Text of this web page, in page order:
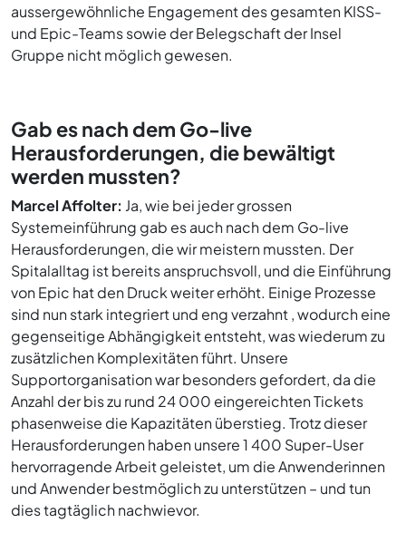
aussergewöhnliche Engagement des gesamten KISS-
und Epic-Teams sowie der Belegschaft der Insel
Gruppe nicht möglich gewesen.
Gab es nach dem Go-live
Herausforderungen, die bewältigt
werden mussten?
Marcel Affolter: Ja, wie bei jeder grossen
Systemeinführung gab es auch nach dem Go-live
Herausforderungen, die wir meistern mussten. Der
Spitalalltag ist bereits anspruchsvoll, und die Einführung
von Epic hat den Druck weiter erhöht. Einige Prozesse
sind nun stark integriert und eng verzahnt , wodurch eine
gegenseitige Abhängigkeit entsteht, was wiederum zu
zusätzlichen Komplexitäten führt. Unsere
Supportorganisation war besonders gefordert, da die
Anzahl der bis zu rund 24 000 eingereichten Tickets
phasenweise die Kapazitäten überstieg. Trotz dieser
Herausforderungen haben unsere 1 400 Super-User
hervorragende Arbeit geleistet, um die Anwenderinnen
und Anwender bestmöglich zu unterstützen – und tun
dies tagtäglich nachwievor.